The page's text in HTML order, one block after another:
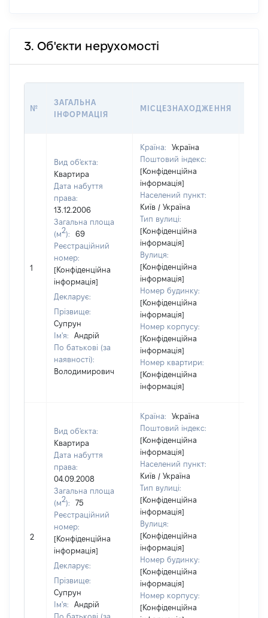
3. Об'єкти нерухомості
№
ЗАГАЛЬНА
ІНФОРМАЦІЯ
МІСЦЕЗНАХОДЖЕННЯ
1
Вид об'єкта:
Квартира
Дата набуття
права:
13.12.2006
Загальна площа
(м2):
69
Реєстраційний
номер:
[Конфіденційна
інформація]
Декларує:
Прізвище:
Супрун
Ім'я:
Андрій
По батькові (за
наявності):
Володимирович
Країна:
Україна
Поштовий індекс:
[Конфіденційна
інформація]
Населений пункт:
Київ / Україна
Тип вулиці:
[Конфіденційна
інформація]
Вулиця:
[Конфіденційна
інформація]
Номер будинку:
[Конфіденційна
інформація]
Номер корпусу:
[Конфіденційна
інформація]
Номер квартири:
[Конфіденційна
інформація]
2
Вид об'єкта:
Квартира
Дата набуття
права:
04.09.2008
Загальна площа
(м2):
75
Реєстраційний
номер:
[Конфіденційна
інформація]
Декларує:
Прізвище:
Супрун
Ім'я:
Андрій
По батькові (за
Країна:
Україна
Поштовий індекс:
[Конфіденційна
інформація]
Населений пункт:
Київ / Україна
Тип вулиці:
[Конфіденційна
інформація]
Вулиця:
[Конфіденційна
інформація]
Номер будинку:
[Конфіденційна
інформація]
Номер корпусу:
[Конфіденційна